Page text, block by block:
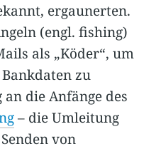
ergaunerten.
(engl. fishing)
als „Köder“, um
zu
die Anfänge des
– die Umleitung
von